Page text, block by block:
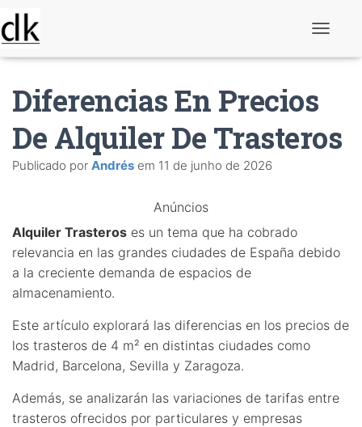
r
n
ã
o
Diferencias En Precios
De Alquiler De Trasteros
Publicado por Andrés em 11 de junho de 2026
Anúncios
Alquiler Trasteros es un tema que ha cobrado
relevancia en las grandes ciudades de España debido
a la creciente demanda de espacios de
almacenamiento.
Este artículo explorará las diferencias en los precios de
los trasteros de 4 m² en distintas ciudades como
Madrid, Barcelona, Sevilla y Zaragoza.
Además, se analizarán las variaciones de tarifas entre
trasteros ofrecidos por particulares y empresas